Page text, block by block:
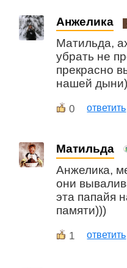
Анжелика
Матильда,
убрать не
прекрасно
нашей
0 ответить
Матильда
Анжелика,
они
эта папайя
памяти)))
1 ответить